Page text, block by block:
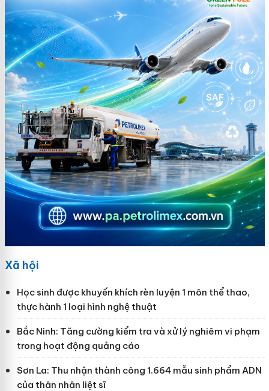
Xã hội
Học sinh được khuyến khích rèn luyện 1 môn thể thao,
thực hành 1 loại hình nghệ thuật
Bắc Ninh: Tăng cường kiểm tra và xử lý nghiêm vi phạm
trong hoạt động quảng cáo
Sơn La: Thu nhận thành công 1.664 mẫu sinh phẩm ADN
của thân nhân liệt sĩ